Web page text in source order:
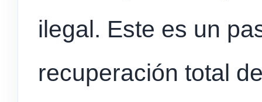
ilegal. Este es un
recuperación total